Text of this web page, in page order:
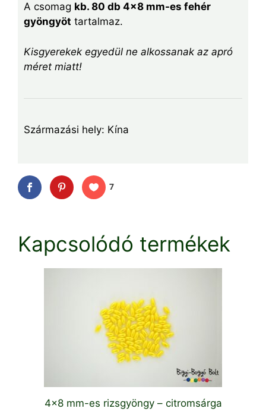
A csomag kb. 80 db 4×8 mm-es fehér
gyöngyöt tartalmaz.
Kisgyerekek egyedül ne alkossanak az apró
méret miatt!
Származási hely: Kína
7
Kapcsolódó termékek
4×8 mm-es rizsgyöngy – citromsárga